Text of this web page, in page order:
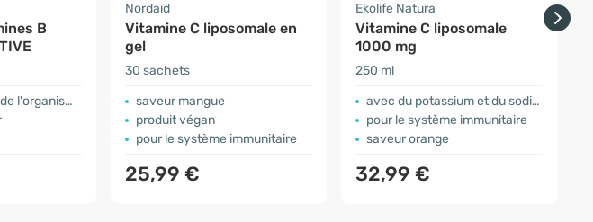
B
l'organisme
Nordaid
Vitamine C liposomale en
gel
30 sachets
saveur mangue
produit végan
pour le système immunitaire
25,99 €
Ekolife Natura
Vitamine C liposomale
1000 mg
250 ml
avec du potassium et du sodium
pour le système immunitaire
saveur orange
32,99 €